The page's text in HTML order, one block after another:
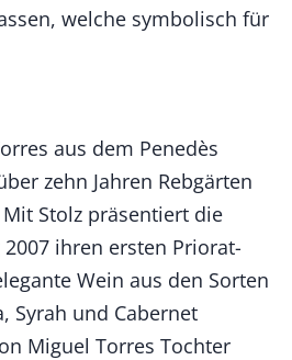
welche symbolisch für
aus dem Penedès
zehn Jahren Rebgärten
Stolz präsentiert die
ihren ersten Priorat-
Wein aus den Sorten
Syrah und Cabernet
Miguel Torres Tochter